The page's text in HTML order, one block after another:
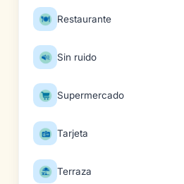
Restaurante
Sin ruido
Supermercado
Tarjeta
Terraza